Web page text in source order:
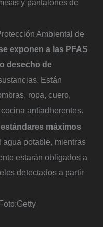
y pantalones de
Ambiental de
exponen a las PFAS
desecho de
Están
ropa, cuero,
antiadherentes.
máximos
agua potable, mientras
estarán obligados a
detectados a partir
Getty